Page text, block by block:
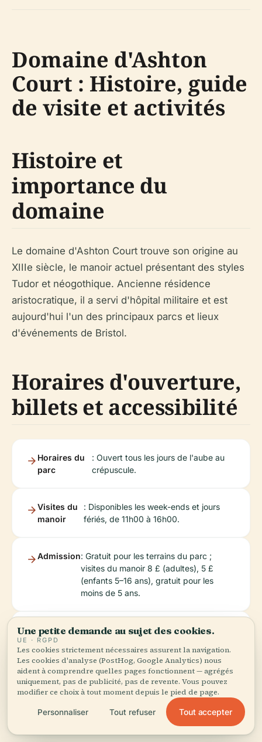
Domaine d'Ashton
Court : Histoire, guide
de visite et activités
Histoire et
importance du
domaine
Le domaine d'Ashton Court trouve son origine au
XIIIe siècle, le manoir actuel présentant des styles
Tudor et néogothique. Ancienne résidence
aristocratique, il a servi d'hôpital militaire et est
aujourd'hui l'un des principaux parcs et lieux
d'événements de Bristol.
Horaires d'ouverture,
billets et accessibilité
Horaires du
parc
: Ouvert tous les jours de l'aube au
crépuscule.
Visites du
manoir
: Disponibles les week-ends et jours
fériés, de 11h00 à 16h00.
Admission: Gratuit pour les terrains du parc ;
visites du manoir 8 £ (adultes), 5 £
(enfants 5–16 ans), gratuit pour les
moins de 5 ans.
Billets: Achat en ligne via le site web officiel ou à
Accessibilité : Accès sans marche, toilettes
accessibles et chiens d'assistance
Une petite demande au sujet des cookies.
UE · RGPD
Les cookies strictement nécessaires assurent la navigation.
Les cookies d'analyse (PostHog, Google Analytics) nous
aident à comprendre quelles pages fonctionnent — agrégés
uniquement, pas de publicité, pas de revente. Vous pouvez
modifier ce choix à tout moment depuis le pied de page.
Personnaliser Tout refuser Tout accepter